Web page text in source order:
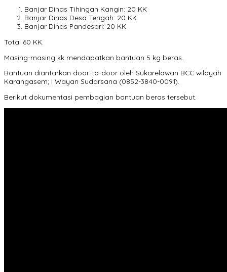
Banjar Dinas Tihingan Kangin: 20 KK
Banjar Dinas Desa Tengah: 20 KK
Banjar Dinas Pandesari: 20 KK
Total 60 KK.
Masing-masing kk mendapatkan bantuan 5 kg beras.
Bantuan diantarkan door-to-door oleh Sukarelawan BCC wilayah
Karangasem; I Wayan Sudarsana (0852-3840-0091).
Berikut dokumentasi pembagian bantuan beras tersebut.